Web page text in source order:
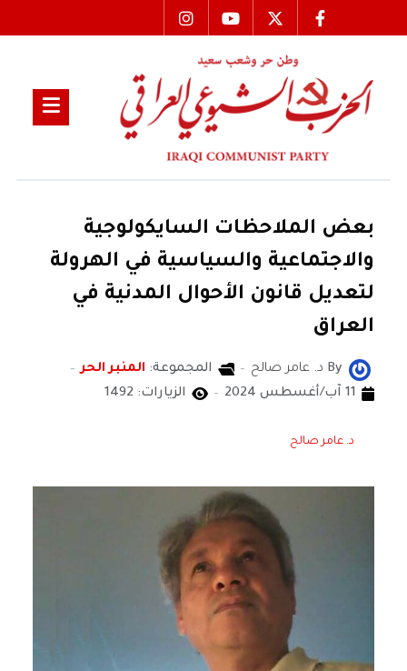
بعض الملاحظات السايكولوجية
والاجتماعية والسياسية في الهرولة
لتعديل قانون الأحوال المدنية في
العراق
By د. عامر صالح المجموعة: المنبر الحر
11 آب/أغسطس 2024
الزيارات: 1492
د. عامر صالح